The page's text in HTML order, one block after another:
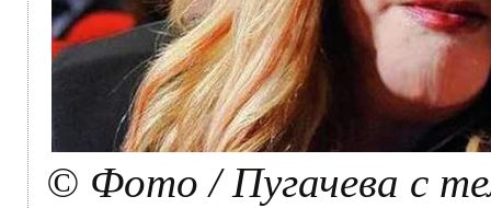
© Фото / Пугачева с